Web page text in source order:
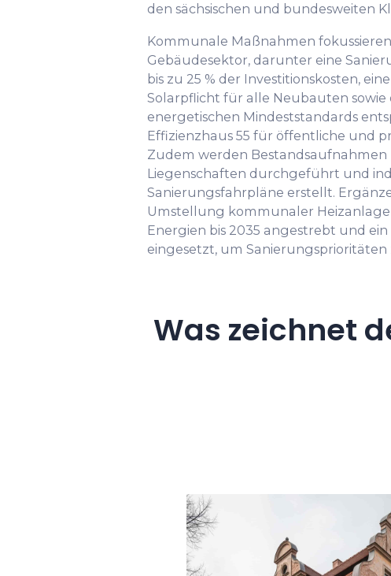
den sächsischen und bundesweiten
Kommunale Maßnahmen
Gebäudesektor, darunter eine
bis zu 25 % der Investitionskosten,
Solarpflicht für alle Neubauten sowie
energetischen Mindeststandards
Effizienzhaus 55 für öffentliche und
Zudem werden
Liegenschaften durchgeführt und
Sanierungsfahrpläne erstellt.
Umstellung kommunaler
Energien bis 2035 angestrebt und
eingesetzt, um Sanierungsprioritäten
Was zeichnet